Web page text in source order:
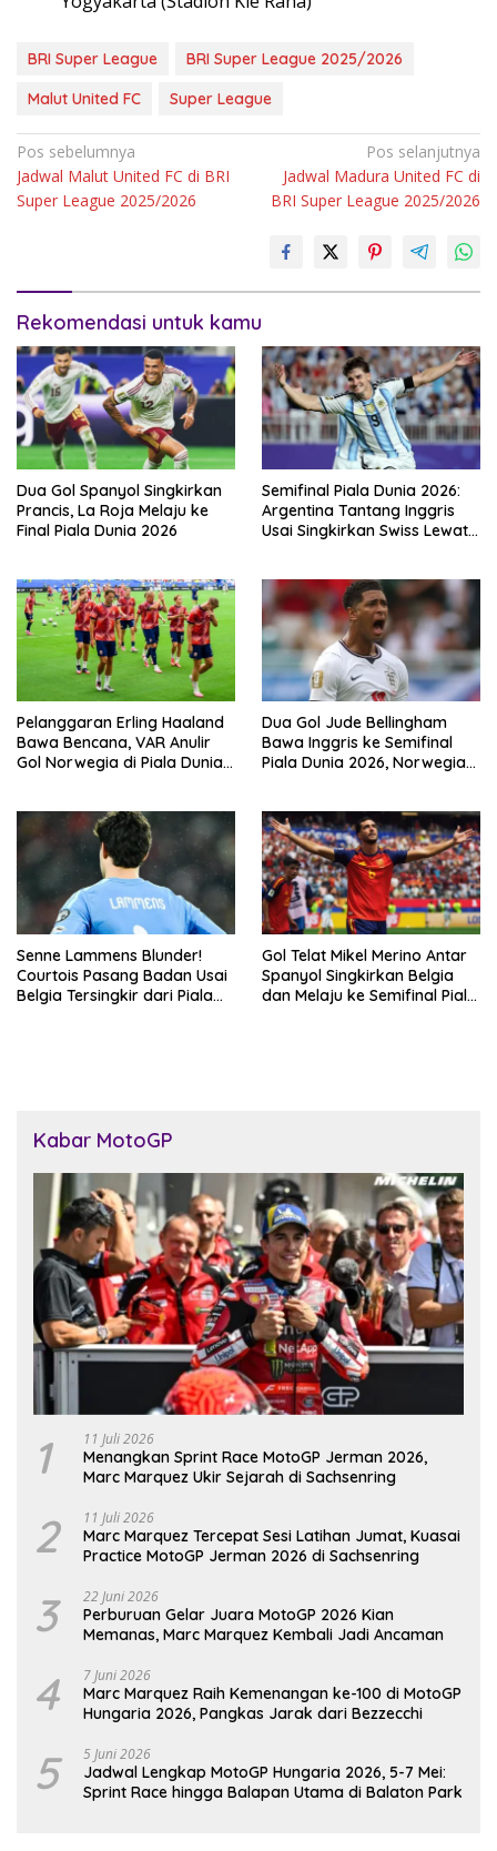
BRI Super League
BRI Super League 2025/2026
Malut United FC
Super League
Navigasi
pos
Pos sebelumnya
Jadwal Malut United FC di BRI
Super League 2025/2026
Pos selanjutnya
Jadwal Madura United FC di
BRI Super League 2025/2026
Rekomendasi untuk kamu
Dua Gol Spanyol Singkirkan
Prancis, La Roja Melaju ke
Final Piala Dunia 2026
Semifinal Piala Dunia 2026:
Argentina Tantang Inggris
Usai Singkirkan Swiss Lewat
Pelanggaran Erling Haaland
Bawa Bencana, VAR Anulir
Gol Norwegia di Piala Dunia
Dua Gol Jude Bellingham
Bawa Inggris ke Semifinal
Piala Dunia 2026, Norwegia
Senne Lammens Blunder!
Courtois Pasang Badan Usai
Belgia Tersingkir dari Piala
Gol Telat Mikel Merino Antar
Spanyol Singkirkan Belgia
dan Melaju ke Semifinal Piala
Kabar MotoGP
1 11 Juli 2026
Menangkan Sprint Race MotoGP Jerman 2026,
Marc Marquez Ukir Sejarah di Sachsenring
2 11 Juli 2026
Marc Marquez Tercepat Sesi Latihan Jumat, Kuasai
Practice MotoGP Jerman 2026 di Sachsenring
3 22 Juni 2026
Perburuan Gelar Juara MotoGP 2026 Kian
Memanas, Marc Marquez Kembali Jadi Ancaman
4 7 Juni 2026
Marc Marquez Raih Kemenangan ke-100 di MotoGP
Hungaria 2026, Pangkas Jarak dari Bezzecchi
5 5 Juni 2026
Jadwal Lengkap MotoGP Hungaria 2026, 5-7 Mei:
Sprint Race hingga Balapan Utama di Balaton Park